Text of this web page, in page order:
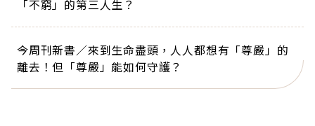
「不窮」的第三人生？
今周刊新書／來到生命盡頭，人人都想有「尊嚴」的
離去！但「尊嚴」能如何守護？